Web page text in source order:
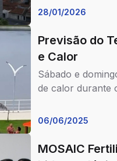
28/01/2026
Previsão do
e Calor
Sábado e
de calor durante
06/06/2025
MOSAIC